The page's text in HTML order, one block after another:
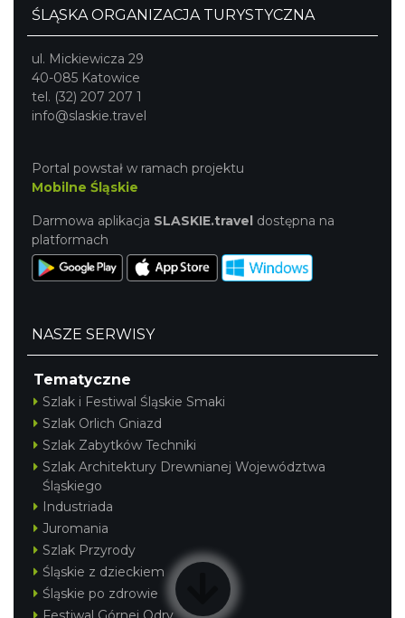
Fanny Days w Krowiarkach
Krowiarki
ŚLĄSKA ORGANIZACJA TURYSTYCZNA
ul. Mickiewicza 29
40-085 Katowice
tel. (32) 207 207 1
info@slaskie.travel
Portal powstał w ramach projektu
Mobilne Śląskie
Darmowa aplikacja SLASKIE.travel dostępna na
platformach
NASZE SERWISY
Tematyczne
Szlak i Festiwal Śląskie Smaki
Szlak Orlich Gniazd
Szlak Zabytków Techniki
Szlak Architektury Drewnianej Województwa
Śląskiego
Industriada
Juromania
Szlak Przyrody
Śląskie z dzieckiem
Śląskie po zdrowie